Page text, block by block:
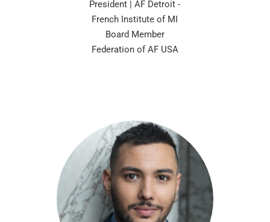
President | AF Detroit -
French Institute of MI
Board Member
Federation of AF USA